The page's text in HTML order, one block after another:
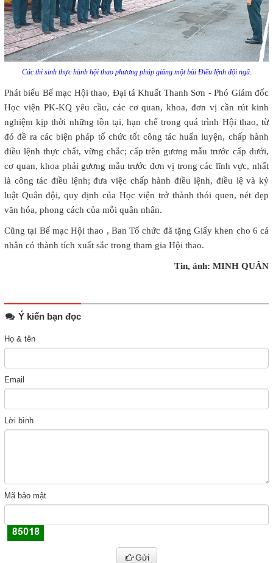
Các thí sinh thực hành hội thao phương pháp giảng một bài Điều lệnh đội ngũ.
Phát biểu Bế mạc Hội thao, Đại tá Khuất Thanh Sơn - Phó Giám đốc
Học viện PK-KQ yêu cầu, các cơ quan, khoa, đơn vị cần rút kinh
nghiệm kịp thời những tồn tại, hạn chế trong quá trình Hội thao, từ
đó đề ra các biện pháp tổ chức tốt công tác huấn luyện, chấp hành
điều lệnh thực chất, vững chắc; cấp trên gương mẫu trước cấp dưới,
cơ quan, khoa phải gương mẫu trước đơn vị trong các lĩnh vực, nhất
là công tác điều lệnh; đưa việc chấp hành điều lệnh, điều lệ và kỷ
luật Quân đội, quy định của Học viện trở thành thói quen, nét đẹp
văn hóa, phong cách của mỗi quân nhân.
Cũng tại Bế mạc Hội thao , Ban Tổ chức đã tặng Giấy khen cho 6 cá
nhân có thành tích xuất sắc trong tham gia Hội thao.
Tin, ảnh: MINH QUÂN
Ý kiến bạn đọc
Họ & tên
Email
Lời bình
Mã bảo mật
Gửi